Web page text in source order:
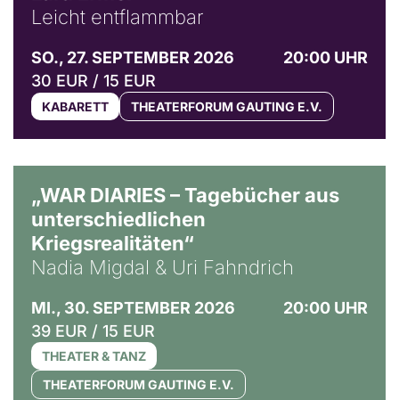
Leicht entflammbar
SO., 27. SEPTEMBER 2026
20:00 UHR
30 EUR / 15 EUR
KABARETT THEATERFORUM GAUTING E.V.
„WAR DIARIES – Tagebücher aus
unterschiedlichen
Kriegsrealitäten“
Nadia Migdal & Uri Fahndrich
MI., 30. SEPTEMBER 2026
20:00 UHR
39 EUR / 15 EUR
THEATER & TANZ
THEATERFORUM GAUTING E.V.